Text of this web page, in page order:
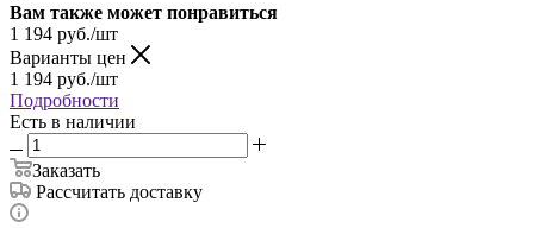
Вам также может понравиться
1 194 руб./шт
Варианты цен
1 194 руб./шт
Подробности
Есть в наличии
Заказать
Рассчитать доставку